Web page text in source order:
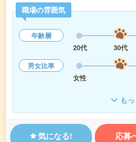
職場の雰囲気
年齢層
20代
30代
男女比率
女性
も
気になる! 応募